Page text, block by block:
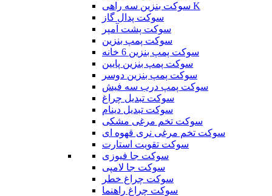
سوکت بنزین سه راهی K
سوکت پدال گاز
سوکت پشت آمپر
سوکت پمپ بنزین
سوکت پمپ بنزین 6 خانه
سوکت پمپ بنزین پایین
سوکت پمپ بنزین دوسر
سوکت پمپ درب سه فیش
سوکت تبدیل چراغ
سوکت تبدیل دینام
سوکت تخم مرغی مشکی
سوکت تخم مرغی نری قهوه ای
سوکت تقویت استارت
سوکت جا فیوزی
سوکت جا لامپی
سوکت چراغ خطر
سوکت چراغ راهنما